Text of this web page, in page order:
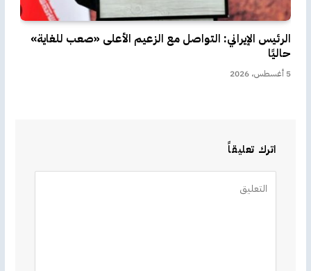
الرئيس الإيراني: التواصل مع الزعيم الأعلى «صعب للغاية»
حاليًا
5 أغسطس، 2026
اترك تعليقاً